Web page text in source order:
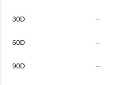
30D --
60D --
90D --